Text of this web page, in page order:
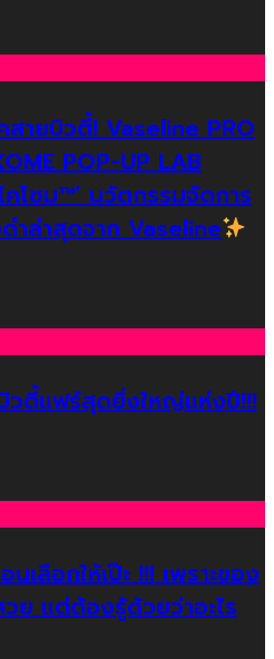
ายบิวตี้! Vaseline PRO
POP-UP LAB
คโซม™’ นวัตกรรมจัดการ
ำล่าสุดจาก Vaseline
วตี้แฟร์สุดยิ่งใหญ่แห่งปี!!!
เลือกให้เป๊ะ !!! เพราะของ
ย แต่ต้องรู้ด้วยว่าอะไร